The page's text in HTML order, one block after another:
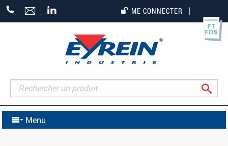
+33
(0)5
ME CONNECTER
Menu